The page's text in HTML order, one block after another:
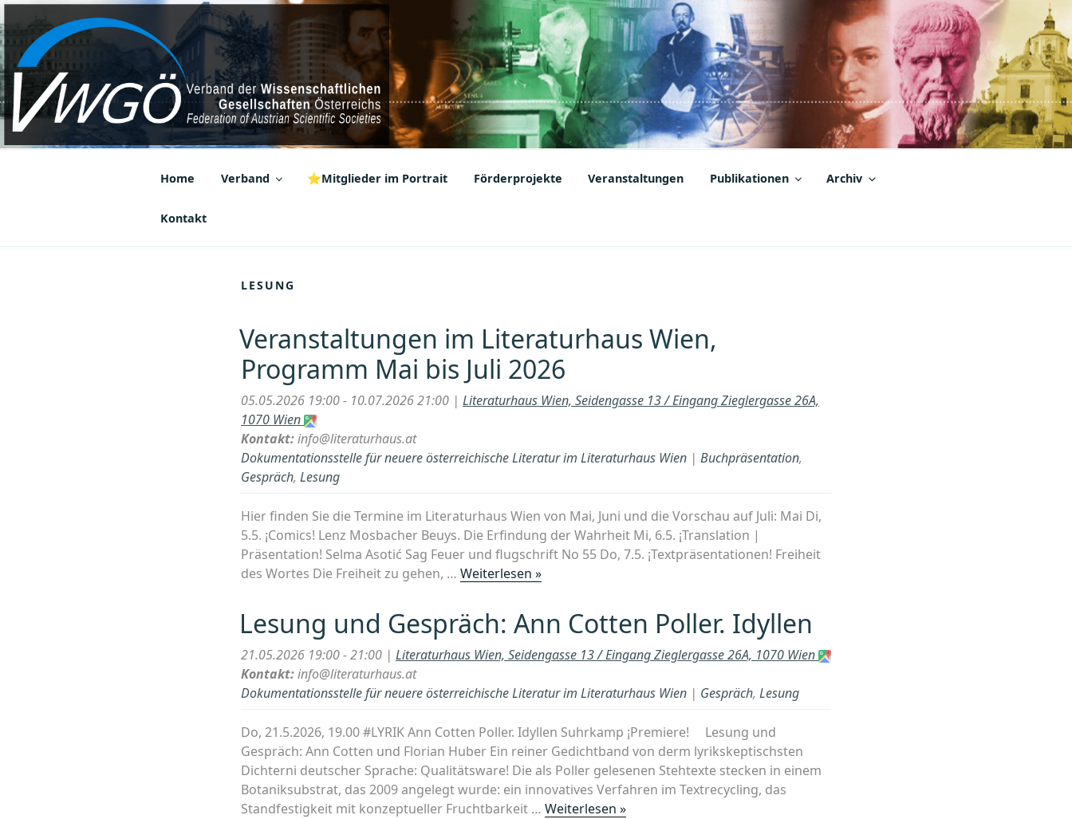
Zum
Inhalt
springen
VWGÖ
Federation of Austrian Scientific Societies
Home Verband ⭐Mitglieder im Portrait Förderprojekte Veranstaltungen Publikationen Archiv
Kontakt
LESUNG
Veranstaltungen im Literaturhaus Wien,
Programm Mai bis Juli 2026
05.05.2026 19:00 - 10.07.2026 21:00 | Literaturhaus Wien, Seidengasse 13 / Eingang Zieglergasse 26A,
1070 Wien
Kontakt:info@literaturhaus.at
Dokumentationsstelle für neuere österreichische Literatur im Literaturhaus Wien | Buchpräsentation,
Gespräch, Lesung
Hier finden Sie die Termine im Literaturhaus Wien von Mai, Juni und die Vorschau auf Juli: Mai Di,
5.5. ¡Comics! Lenz Mosbacher Beuys. Die Erfindung der Wahrheit Mi, 6.5. ¡Translation |
Präsentation! Selma Asotić Sag Feuer und flugschrift No 55 Do, 7.5. ¡Textpräsentationen! Freiheit
des Wortes Die Freiheit zu gehen, … Weiterlesen »„Veranstaltungen
Literaturhaus
Wien,
Programm
Mai
bis
Juli
2026“
Lesung und Gespräch: Ann Cotten Poller. Idyllen
21.05.2026 19:00 - 21:00 | Literaturhaus Wien, Seidengasse 13 / Eingang Zieglergasse 26A, 1070 Wien
Kontakt:info@literaturhaus.at
Dokumentationsstelle für neuere österreichische Literatur im Literaturhaus Wien | Gespräch, Lesung
Do, 21.5.2026, 19.00 #LYRIK Ann Cotten Poller. Idyllen Suhrkamp ¡Premiere! Lesung und
Gespräch: Ann Cotten und Florian Huber Ein reiner Gedichtband von derm lyrikskeptischsten
Dichterni deutscher Sprache: Qualitätsware! Die als Poller gelesenen Stehtexte stecken in einem
Botaniksubstrat, das 2009 angelegt wurde: ein innovatives Verfahren im Textrecycling, das
Standfestigkeit mit konzeptueller Fruchtbarkeit … Weiterlesen »„Lesung